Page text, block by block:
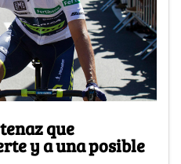
que
y a una posible